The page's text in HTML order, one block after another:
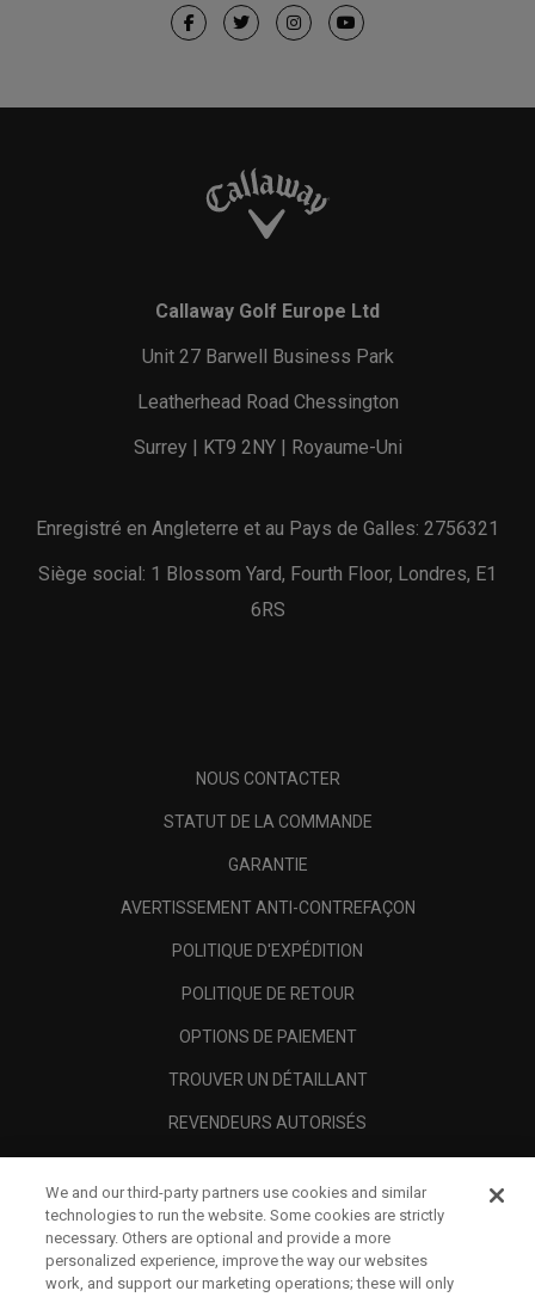
Callaway Golf Europe Ltd
Unit 27 Barwell Business Park
Leatherhead Road Chessington
Surrey | KT9 2NY | Royaume-Uni
Enregistré en Angleterre et au Pays de Galles: 2756321
Siège social: 1 Blossom Yard, Fourth Floor, Londres, E1
6RS
NOUS CONTACTER
STATUT DE LA COMMANDE
GARANTIE
AVERTISSEMENT ANTI-CONTREFAÇON
POLITIQUE D'EXPÉDITION
POLITIQUE DE RETOUR
OPTIONS DE PAIEMENT
TROUVER UN DÉTAILLANT
REVENDEURS AUTORISÉS
A PROPOS
MENTIONS LÉGALES
We and our third-party partners use cookies and similar
technologies to run the website. Some cookies are strictly
necessary. Others are optional and provide a more
personalized experience, improve the way our websites
work, and support our marketing operations; these will only